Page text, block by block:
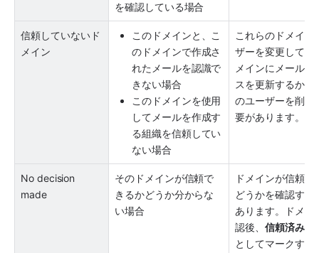
を確認している場合
信頼していないド
メイン
このドメインと、こ
のドメインで作成さ
れたメールを認識で
きない場合
このドメインを使用
してメールを作成す
る組織を信頼してい
ない場合
これらのドメイン
ザーを変更して、
メインにメール
スを更新するか、
のユーザーを削除
要があります。
No decision
made
そのドメインが信頼で
きるかどうか分からな
い場合
ドメインが信頼で
どうかを確認する
あります。ドメイ
認後、 信頼済みド
としてマークする